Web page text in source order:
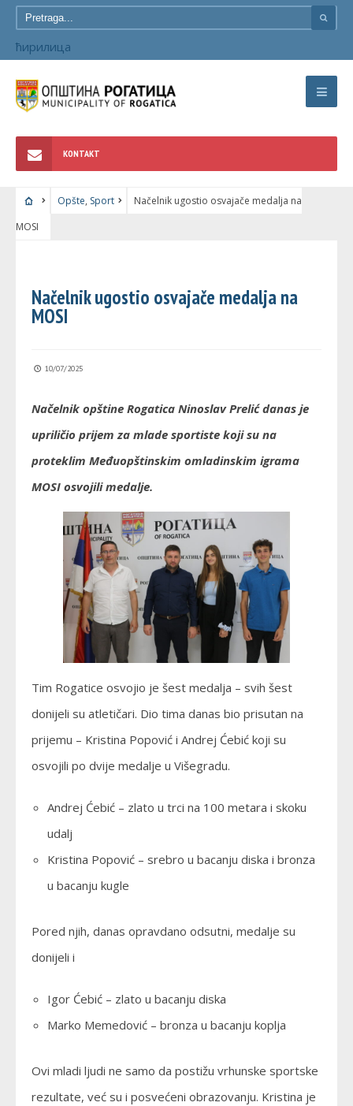
ћирилица
KONTAKT
Opšte, Sport
Načelnik ugostio osvajače medalja na
MOSI
Načelnik ugostio osvajače medalja na
MOSI
10/07/2025
Načelnik opštine Rogatica Ninoslav Prelić danas je
upriličio prijem za mlade sportiste koji su na
proteklim Međuopštinskim omladinskim igrama
MOSI osvojili medalje.
Tim Rogatice osvojio je šest medalja – svih šest
donijeli su atletičari. Dio tima danas bio prisutan na
prijemu – Kristina Popović i Andrej Ćebić koji su
osvojili po dvije medalje u Višegradu.
Andrej Ćebić – zlato u trci na 100 metara i skoku
udalj
Kristina Popović – srebro u bacanju diska i bronza
u bacanju kugle
Pored njih, danas opravdano odsutni, medalje su
donijeli i
Igor Ćebić – zlato u bacanju diska
Marko Memedović – bronza u bacanju koplja
Ovi mladi ljudi ne samo da postižu vrhunske sportske
rezultate, već su i posvećeni obrazovanju. Kristina je